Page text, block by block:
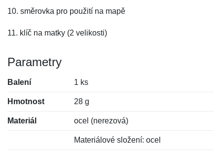
10. směrovka pro použití na mapě
11. klíč na matky (2 velikosti)
Parametry
Balení 1 ks
Hmotnost 28 g
Materiál ocel (nerezová)
Materiálové složení: ocel